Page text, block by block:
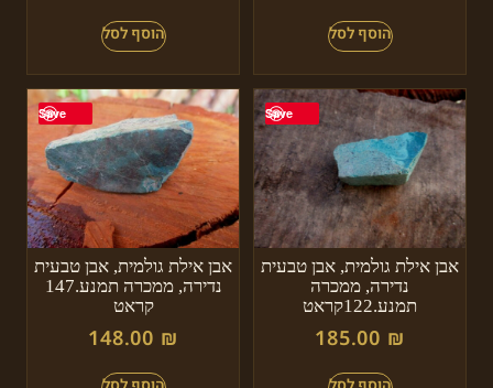
Save
אבן אילת גולמית, אבן טבעית
נדירה, ממכרה
תמנע.122קראט
185.00 ₪
Save
אבן אילת גולמית, אבן טבעית
נדירה, ממכרה תמנע.147
קראט
148.00 ₪